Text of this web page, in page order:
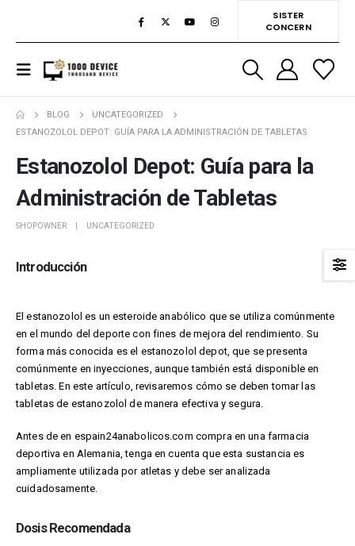
SISTER
CONCERN
BLOG
UNCATEGORIZED
ESTANOZOLOL DEPOT: GUÍA PARA LA ADMINISTRACIÓN DE TABLETAS
Estanozolol Depot: Guía para la
Administración de Tabletas
SHOPOWNER UNCATEGORIZED
Introducción
El estanozolol es un esteroide anabólico que se utiliza comúnmente
en el mundo del deporte con fines de mejora del rendimiento. Su
forma más conocida es el estanozolol depot, que se presenta
comúnmente en inyecciones, aunque también está disponible en
tabletas. En este artículo, revisaremos cómo se deben tomar las
tabletas de estanozolol de manera efectiva y segura.
Antes deen espain24anabolicos.com compra en una farmacia
deportiva en Alemania, tenga en cuenta que esta sustancia es
ampliamente utilizada por atletas y debe ser analizada
cuidadosamente.
Dosis Recomendada